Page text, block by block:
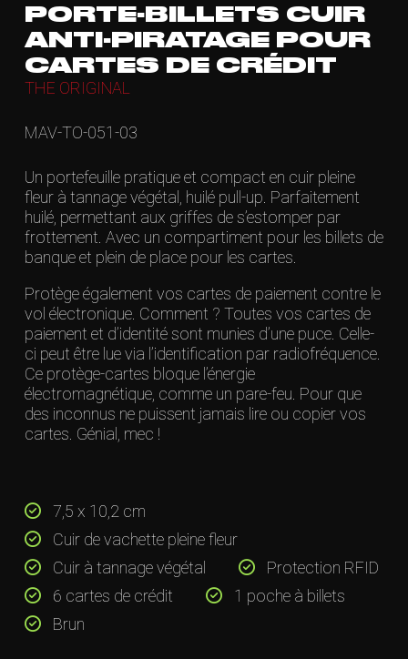
PORTE-BILLETS CUIR
ANTI-PIRATAGE POUR
CARTES DE CRÉDIT
THE ORIGINAL
MAV-TO-051-03
Un portefeuille pratique et compact en cuir pleine
fleur à tannage végétal, huilé pull-up. Parfaitement
huilé, permettant aux griffes de s’estomper par
frottement. Avec un compartiment pour les billets de
banque et plein de place pour les cartes.
Protège également vos cartes de paiement contre le
vol électronique. Comment ? Toutes vos cartes de
paiement et d’identité sont munies d’une puce. Celle-
ci peut être lue via l’identification par radiofréquence.
Ce protège-cartes bloque l’énergie
électromagnétique, comme un pare-feu. Pour que
des inconnus ne puissent jamais lire ou copier vos
cartes. Génial, mec !
7,5 x 10,2 cm
Cuir de vachette pleine fleur
Cuir à tannage végétal
Protection RFID
6 cartes de crédit
1 poche à billets
Brun